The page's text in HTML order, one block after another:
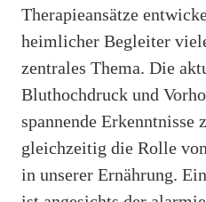
Therapieansätze
heimlicher Begleiter
zentrales Thema. Die
Bluthochdruck und
spannende Erkenntnisse
gleichzeitig die Rolle
in unserer Ernährung.